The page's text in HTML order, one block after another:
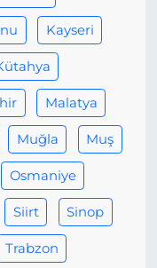
Kayseri
Malatya
Muğla Muş
Osmaniye
Siirt Sinop
Trabzon